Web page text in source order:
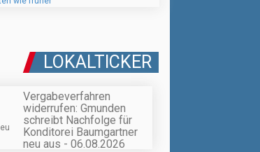
LOKALTICKER
Vergabeverfahren
widerrufen: Gmunden
schreibt Nachfolge für
Konditorei Baumgartner
neu aus - 06.08.2026